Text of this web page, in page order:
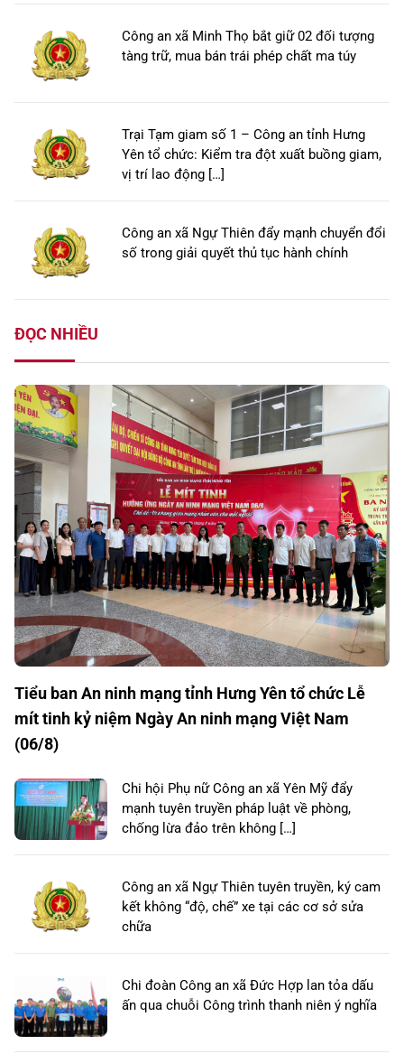
Công an xã Minh Thọ bắt giữ 02 đối tượng
tàng trữ, mua bán trái phép chất ma túy
Trại Tạm giam số 1 – Công an tỉnh Hưng
Yên tổ chức: Kiểm tra đột xuất buồng giam,
vị trí lao động […]
Công an xã Ngự Thiên đẩy mạnh chuyển đổi
số trong giải quyết thủ tục hành chính
ĐỌC NHIỀU
Tiểu ban An ninh mạng tỉnh Hưng Yên tổ chức Lễ
mít tinh kỷ niệm Ngày An ninh mạng Việt Nam
(06/8)
Chi hội Phụ nữ Công an xã Yên Mỹ đẩy
mạnh tuyên truyền pháp luật về phòng,
chống lừa đảo trên không […]
Công an xã Ngự Thiên tuyên truyền, ký cam
kết không “độ, chế” xe tại các cơ sở sửa
chữa
Chi đoàn Công an xã Đức Hợp lan tỏa dấu
ấn qua chuỗi Công trình thanh niên ý nghĩa